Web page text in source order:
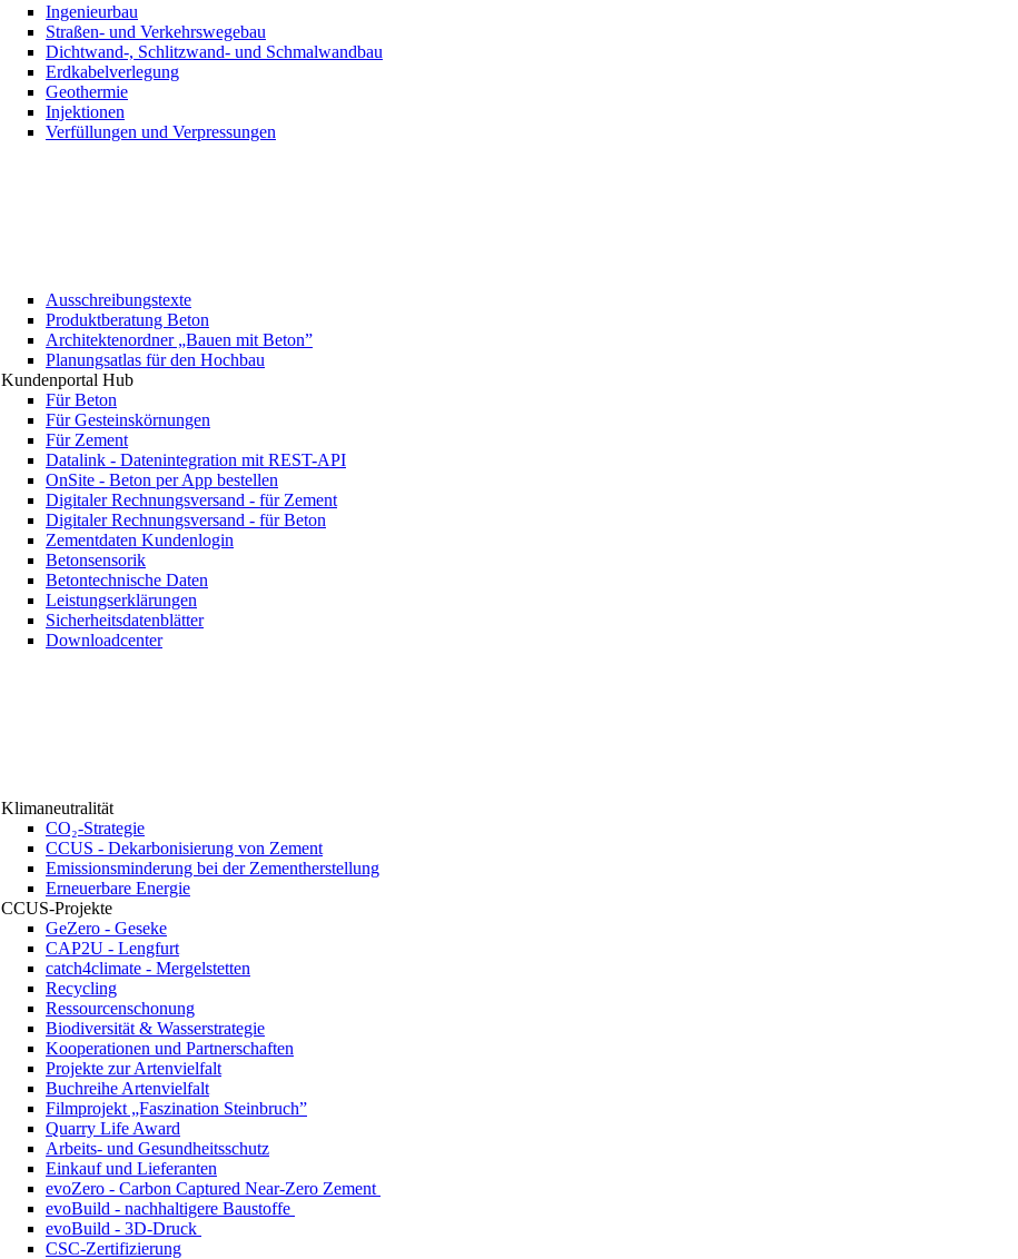
Ingenieurbau
Straßen- und Verkehrswegebau
Dichtwand-, Schlitzwand- und Schmalwandbau
Erdkabelverlegung
Geothermie
Injektionen
Verfüllungen und Verpressungen
Ausschreibungstexte
Produktberatung Beton
Architektenordner „Bauen mit Beton”
Planungsatlas für den Hochbau
Kundenportal Hub
Für Beton
Für Gesteinskörnungen
Für Zement
Datalink - Datenintegration mit REST-API
OnSite - Beton per App bestellen
Digitaler Rechnungsversand - für Zement
Digitaler Rechnungsversand - für Beton
Zementdaten Kundenlogin
Betonsensorik
Betontechnische Daten
Leistungserklärungen
Sicherheitsdatenblätter
Downloadcenter
Klimaneutralität
CO₂-Strategie
CCUS - Dekarbonisierung von Zement
Emissionsminderung bei der Zementherstellung
Erneuerbare Energie
CCUS-Projekte
GeZero - Geseke
CAP2U - Lengfurt
catch4climate - Mergelstetten
Recycling
Ressourcenschonung
Biodiversität & Wasserstrategie
Kooperationen und Partnerschaften
Projekte zur Artenvielfalt
Buchreihe Artenvielfalt
Filmprojekt „Faszination Steinbruch”
Quarry Life Award
Arbeits- und Gesundheitsschutz
Einkauf und Lieferanten
evoZero - Carbon Captured Near-Zero Zement
evoBuild - nachhaltigere Baustoffe
evoBuild - 3D-Druck
CSC-Zertifizierung